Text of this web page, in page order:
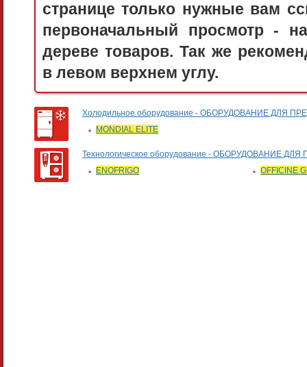
странице только нужные вам
первоначальный просмотр -
дереве товаров. Так же
в левом верхнем углу.
Холодильное оборудование - ОБОРУДОВАНИЕ ДЛЯ
MONDIAL ELITE
Технологическое оборудование - ОБОРУДОВАНИЕ
ENOFRIGO
OFFICINE